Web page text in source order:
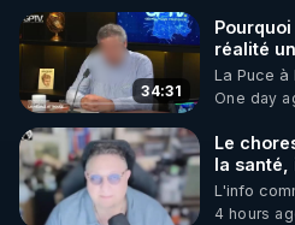
Toutes les vidéos Youtube
http://rgnr.li/odysee
🌱 LES STAGES EN
http://rgnr.li/stages
34:31
Pourquoi
réalité
on
La Puce à
One day
Le
la santé,
! 😒🤢😡
https://
L'info
4 hours